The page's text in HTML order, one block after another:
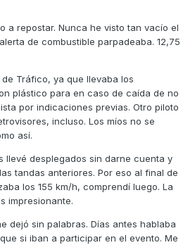
a repostar. Nunca he visto tan vacío el
de combustible parpadeaba. 12,75
Tráfico, ya que llevaba los
plástico para en caso de caída de no
por indicaciones previas. Otro piloto
incluso. Los míos no se
así.
llevé desplegados sin darne cuenta y
tandas anteriores. Por eso al final de
los 155 km/h, comprendí luego. La
impresionante.
dejó sin palabras. Días antes hablaba
si iban a participar en el evento. Me